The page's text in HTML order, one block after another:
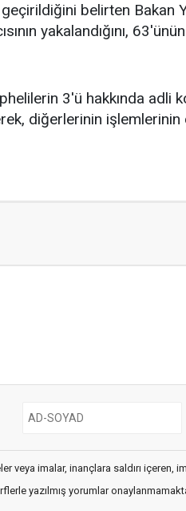
belirten Bakan
yakalandığını,
3'ü hakkında adli
diğerlerinin işlemlerinin
veya imalar, inançlara saldırı içeren,
yazılmış yorumlar